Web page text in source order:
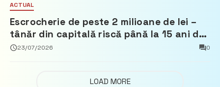
ACTUAL
Escrocherie de peste 2 milioane de lei –
tânăr din capitală riscă până la 15 ani de
închisoare
23/07/2026 0
LOAD MORE